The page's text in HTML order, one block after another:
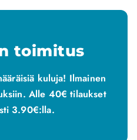
toimitus
kuluja! Ilmainen
Alle 40€ tilaukset
3.90€:lla.